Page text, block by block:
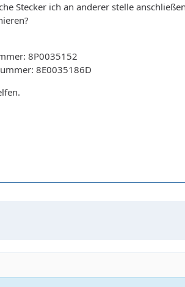
Stecker ich an anderer stelle
8P0035152
8E0035186D